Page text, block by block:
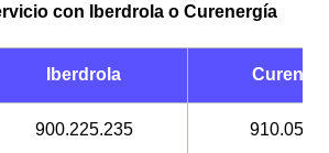
de los cuáles tienes que realizarlo
tampoco es un
que tengas facturas por pagar) y su
con Iberdrola o Curenergía
Iberdrola
900.225.235